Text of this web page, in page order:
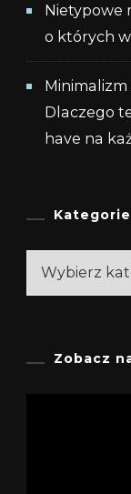
Nietypowe
o których
Dlaczego
have na
Kategorie
Kategorie
Zobacz